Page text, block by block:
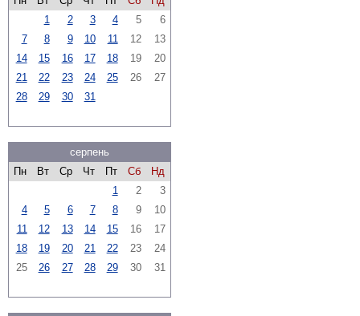
1
2 3 4 5
6
7
8 9 10 11 12
13
14
15 16 17 18 19
20
21
22 23 24 25 26
27
28
29 30 31
серпень
Пн
Вт Ср Чт Пт Сб
Нд
1
2
3
4
5 6 7 8 9
10
11
12 13 14 15 16
17
18
19 20 21 22 23
24
25
26 27 28 29 30 31